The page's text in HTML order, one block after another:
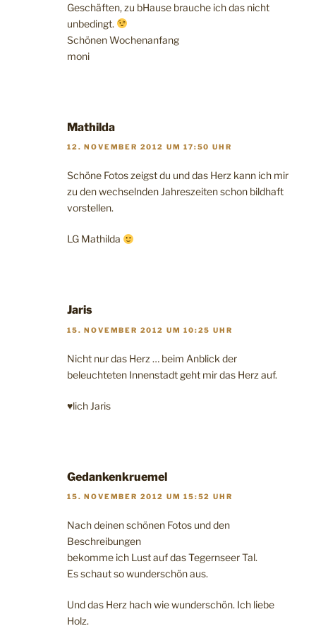
Geschäften, zu bHause brauche ich das nicht
unbedingt.
Schönen Wochenanfang
moni
Mathilda
12. NOVEMBER 2012 UM 17:50 UHR
Schöne Fotos zeigst du und das Herz kann ich mir
zu den wechselnden Jahreszeiten schon bildhaft
vorstellen.
LG Mathilda
Jaris
15. NOVEMBER 2012 UM 10:25 UHR
Nicht nur das Herz … beim Anblick der
beleuchteten Innenstadt geht mir das Herz auf.
♥lich Jaris
Gedankenkruemel
15. NOVEMBER 2012 UM 15:52 UHR
Nach deinen schönen Fotos und den
Beschreibungen
bekomme ich Lust auf das Tegernseer Tal.
Es schaut so wunderschön aus.
Und das Herz hach wie wunderschön. Ich liebe
Holz.